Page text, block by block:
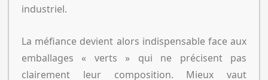
industriel.
La méfiance devient alors indispensable face aux
emballages « verts » qui ne précisent pas
clairement leur composition. Mieux vaut